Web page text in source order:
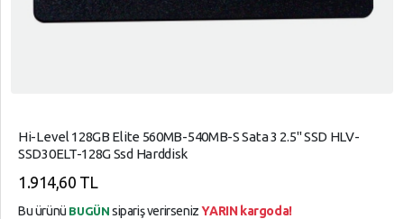
Hi-Level 128GB Elite 560MB-540MB-S Sata 3 2.5" SSD HLV-
SSD30ELT-128G Ssd Harddisk
1.914,60 TL
Bu ürünü BUGÜN sipariş verirsenizYARIN kargoda!